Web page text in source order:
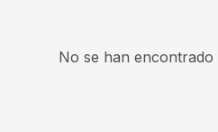
No se han encontrado